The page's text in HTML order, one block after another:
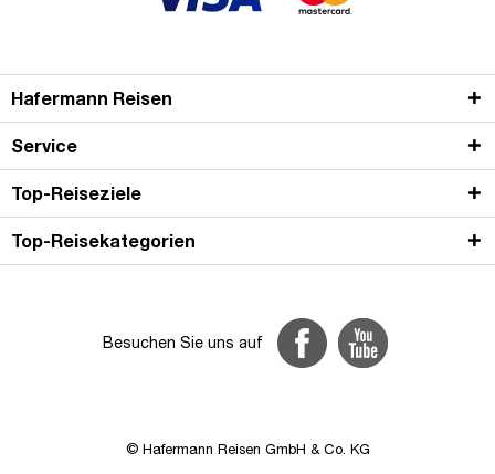
Hafermann Reisen
Service
Top-Reiseziele
Top-Reisekategorien
Besuchen Sie uns auf
© Hafermann Reisen GmbH & Co. KG